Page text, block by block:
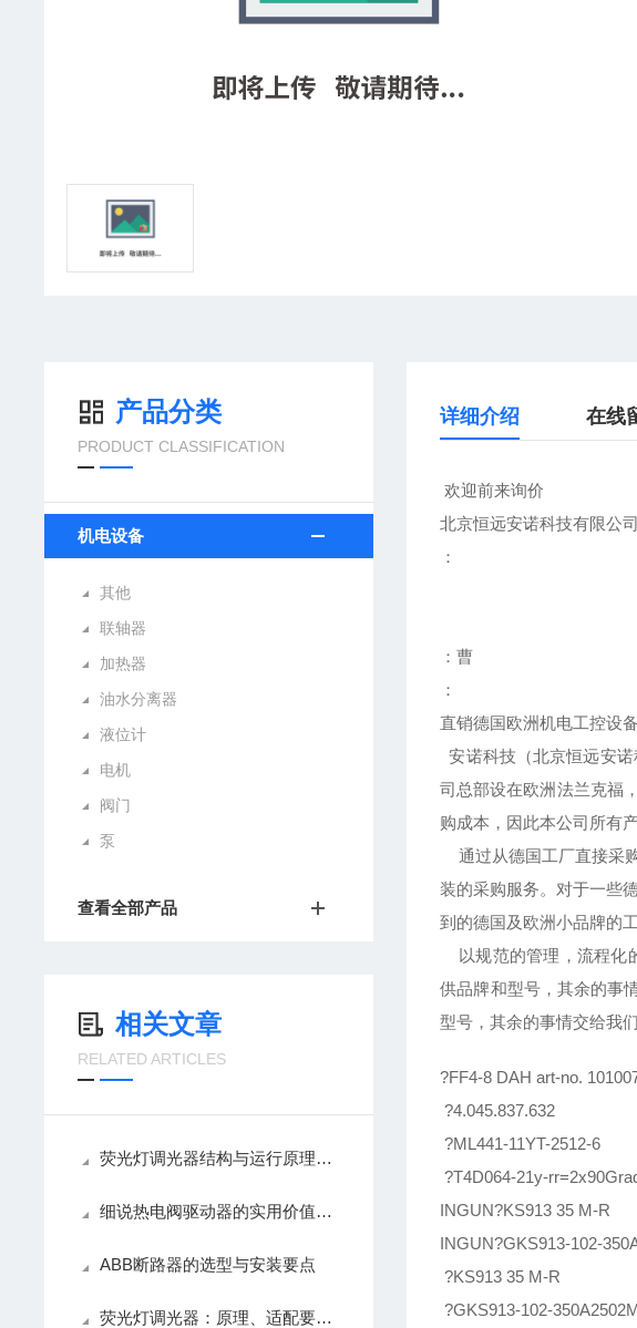
产品分类
PRODUCT CLASSIFICATION
机电设备
其他
联轴器
加热器
油水分离器
液位计
电机
阀门
泵
查看全部产品
相关文章
RELATED ARTICLES
荧光灯调光器结构与运行原理解析
细说热电阀驱动器的实用价值，精准控温降耗
ABB断路器的选型与安装要点
荧光灯调光器：原理、适配要点与使用养护技巧
详细介绍 在线
欢迎前来询价
北京恒远安诺科技有限公司
：
：曹
：
直销德国欧洲机电工控设
安诺科技（北京恒远安
司总部设在欧洲法兰克福
购成本，因此本公司所有
通过从德国工厂直接采
装的采购服务。对于一些
到的德国及欧洲小品牌的
以规范的管理，流程化
供品牌和型号，其余的事
型号，其余的事情交给我们
?FF4-8 DAH art-no.
?4.045.837.632
?ML441-11YT-2512-6
?T4D064-21y-
INGUN?KS913 35 M-R
INGUN?GKS913-102-
?KS913 35 M-R
?GKS913-102-